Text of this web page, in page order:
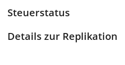
Steuerstatus
Details zur Replikation